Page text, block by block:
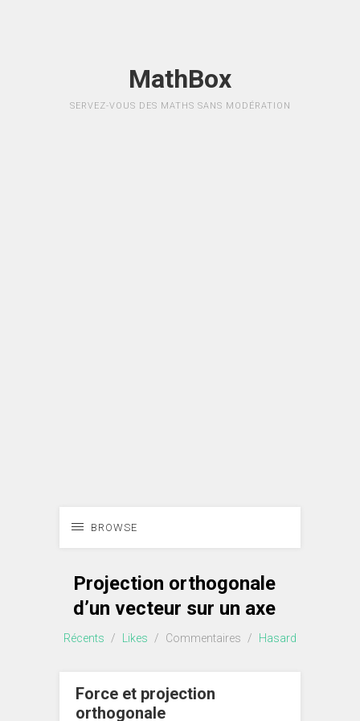
MathBox
SERVEZ-VOUS DES MATHS SANS MODÉRATION
BROWSE
Projection orthogonale
d’un vecteur sur un axe
Récents / Likes / Commentaires / Hasard
Force et projection
orthogonale